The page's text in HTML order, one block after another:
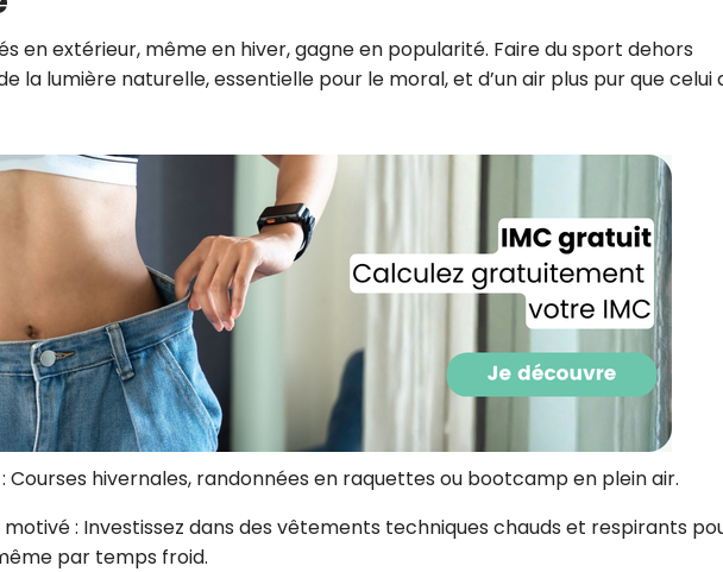
en extérieur, même en hiver, gagne en popularité. Faire du sport dehors
la lumière naturelle, essentielle pour le moral, et d’un air plus pur que celui
Courses hivernales, randonnées en raquettes ou bootcamp en plein air.
: Investissez dans des vêtements techniques chauds et respirants
par temps froid.
Prisma Players analyse le taux
des courriels pour mesurer et
performances des campagnes.
des informations sur le terminal
utilisez. Pour en savoir plus sur ces
politique de
Je reçois mon cadeau !
Votre adresse email sera utilisée par Digital Prisma
envoyer votre newsletter contenant des offres
personnalisées. Vous pourrez vous désinscrire en
désabonnement intégré dans la newsletter. Pour en
exercer vos droits, prenez connaissance de notre
Confidentialité.